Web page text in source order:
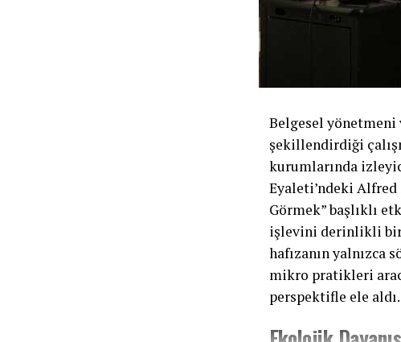
Belgesel yönetmeni
şekillendirdiği
kurumlarında
Eyaleti’ndeki Alfred
Görmek” başlıklı
işlevini derinlikli bir
hafızanın yalnızca
mikro pratikleri
perspektifle ele aldı.